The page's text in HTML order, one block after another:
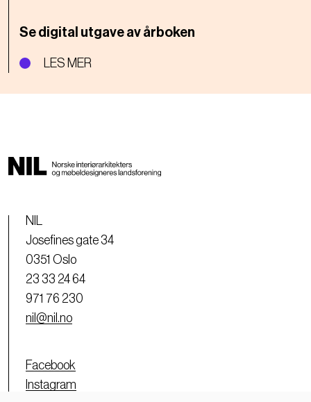
Se digital utgave av årboken
LES MER
NIL
Josefines gate 34
0351 Oslo
23 33 24 64
971 76 230
nil@nil.no
Facebook
Instagram